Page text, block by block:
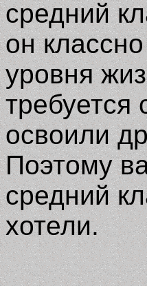
средний
он
уровня
освоили
Поэтому
средний